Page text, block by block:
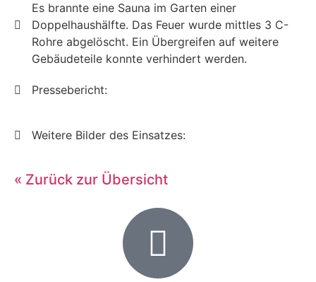
Es brannte eine Sauna im Garten einer
Doppelhaushälfte. Das Feuer wurde mittles 3 C-
Rohre abgelöscht. Ein Übergreifen auf weitere
Gebäudeteile konnte verhindert werden.
Pressebericht:
Weitere Bilder des Einsatzes:
« Zurück zur Übersicht